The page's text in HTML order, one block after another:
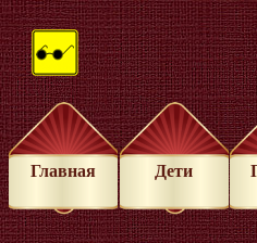
Главная Дети